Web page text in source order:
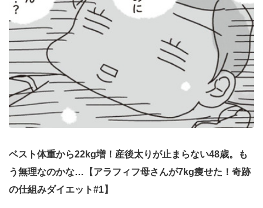
ベスト体重から22kg増！産後太りが止まらない48歳。も
う無理なのかな…【アラフィフ母さんが7kg痩せた！奇跡
の仕組みダイエット#1】